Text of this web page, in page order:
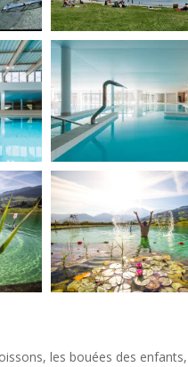
les bouées des